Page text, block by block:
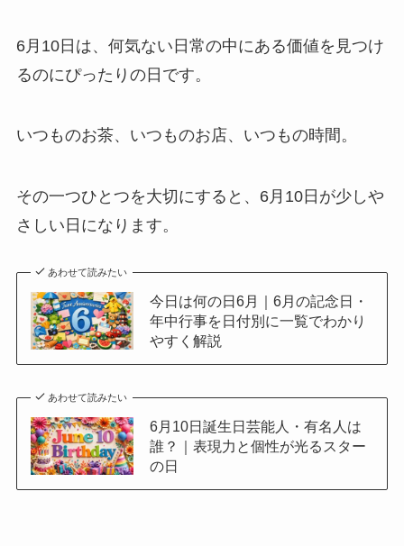
6月10日は、何気ない日常の中にある価値を見つけ
るのにぴったりの日です。
いつものお茶、いつものお店、いつもの時間。
その一つひとつを大切にすると、6月10日が少しや
さしい日になります。
あわせて読みたい
今日は何の日6月｜6月の記念日・
年中行事を日付別に一覧でわかり
やすく解説
あわせて読みたい
6月10日誕生日芸能人・有名人は
誰？｜表現力と個性が光るスター
の日